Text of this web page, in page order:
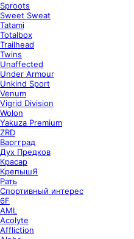
Sproots
Sweet Sweat
Tatami
Totalbox
Trailhead
Twins
Unaffected
Under Armour
Unkind Sport
Venum
Vigrid Division
Wolon
Yakuza Premium
ZRD
Варгград
Дух Предков
Красар
КрепышЯ
Рать
Спортивный интерес
6F
AML
Acolyte
Affliction